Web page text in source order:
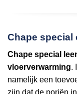
Chape special
Chape special
vloerverwarming.
namelijk een